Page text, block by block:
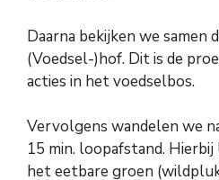
Daarna bekijken we samen
(Voedsel-)hof. Dit is de
acties in het voedselbos.
Vervolgens wandelen we
15 min. loopafstand.
het eetbare groen